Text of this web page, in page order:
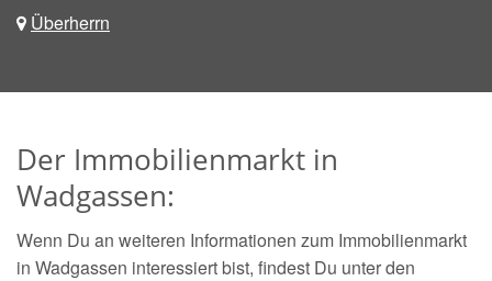
Überherrn
Der Immobilienmarkt in
Wadgassen:
Wenn Du an weiteren Informationen zum Immobilienmarkt
in Wadgassen interessiert bist, findest Du unter den